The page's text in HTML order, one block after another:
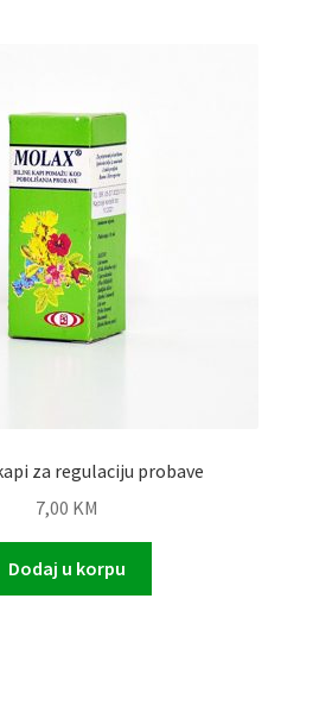
za regulaciju probave
7,00 KM
Dodaj u korpu